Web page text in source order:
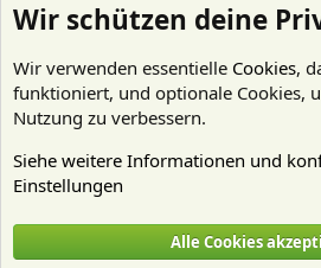
Cookies
Deutsch (Du)
Wir schützen deine
Wir verwenden essentielle Cookies,
funktioniert, und optionale Cookies,
Nutzung zu verbessern.
Siehe weitere Informationen und
Einstellungen
Alle Cookies